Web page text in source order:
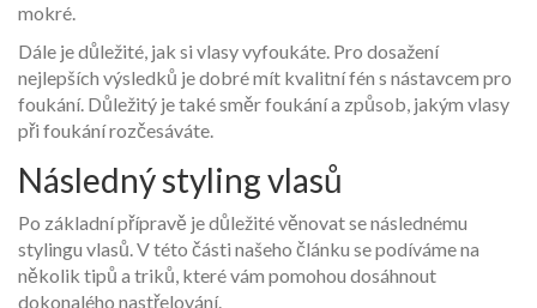
mokré.
Dále je důležité, jak si vlasy vyfoukáte. Pro dosažení
nejlepších výsledků je dobré mít kvalitní fén s nástavcem pro
foukání. Důležitý je také směr foukání a způsob, jakým vlasy
při foukání rozčesáváte.
Následný styling vlasů
Po základní přípravě je důležité věnovat se následnému
stylingu vlasů. V této části našeho článku se podíváme na
několik tipů a triků, které vám pomohou dosáhnout
dokonalého nastřelování.